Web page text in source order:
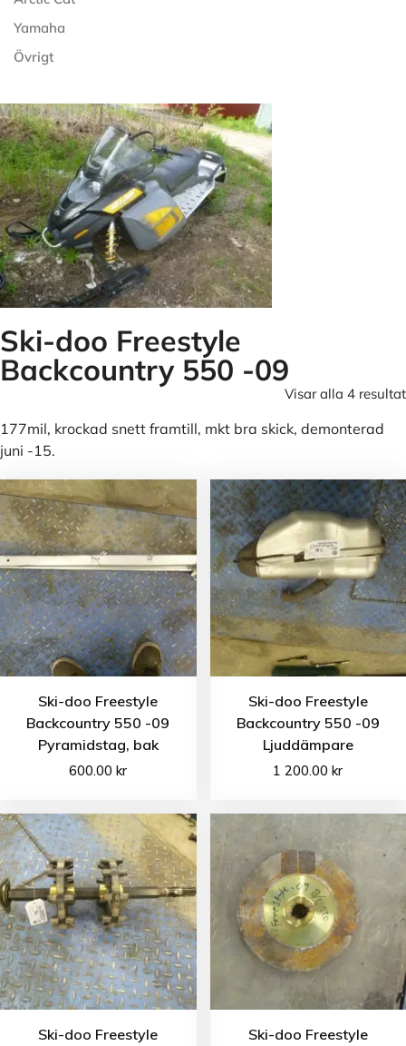
Yamaha
Övrigt
Ski-doo Freestyle
Backcountry 550 -09
Visar alla 4 resultat
177mil, krockad snett framtill, mkt bra skick, demonterad
juni -15.
Ski-doo Freestyle
Backcountry 550 -09
Pyramidstag, bak
600.00kr
Ski-doo Freestyle
Backcountry 550 -09
Ljuddämpare
1 200.00kr
Ski-doo Freestyle
Ski-doo Freestyle